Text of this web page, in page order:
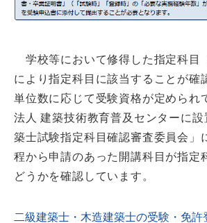
学校等において修得した指定科目
により指定科目に該当することが確
単位数に応じて受験資格が定められ
法人 建築技術教育普及センターに設
築士試験指定科目確認審査委員会」
程から申請のあった開講科目が指定
どうかを確認しています。
二級建築士・木造建築士の受験・免許